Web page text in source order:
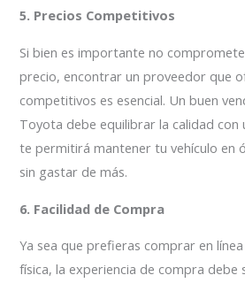
5. Precios Competitivos
Si bien es importante no
precio, encontrar un proveedor que
competitivos es esencial. Un buen
Toyota debe equilibrar la calidad con
te permitirá mantener tu vehículo en
sin gastar de más.
6. Facilidad de Compra
Ya sea que prefieras comprar en
física, la experiencia de compra debe